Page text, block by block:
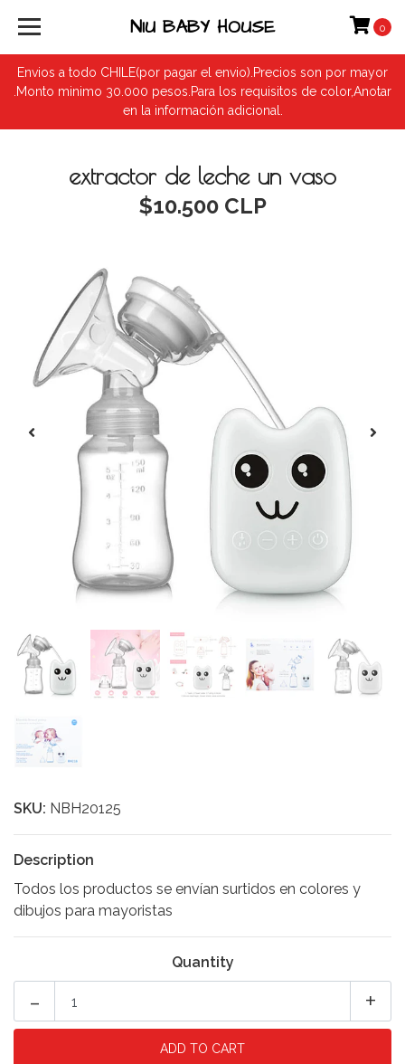
Envios a todo CHILE(por pagar el envio).Precios son por mayor
.Monto minimo 30.000 pesos.Para los requisitos de color,Anotar
en la información adicional.
NIU BABY HOUSE 0
extractor de leche un vaso
$10.500 CLP
SKU: NBH20125
Description
Todos los productos se envían surtidos en colores y
dibujos para mayoristas
Quantity
+
-